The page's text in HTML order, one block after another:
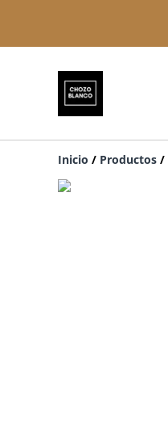
Inicio / Productos /